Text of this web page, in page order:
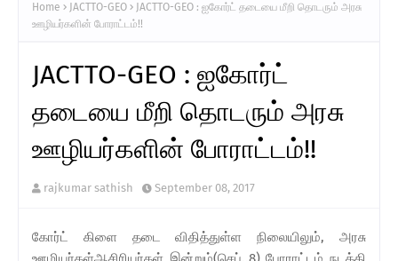
Home JACTTO-GEO
JACTTO-GEO : ஐகோர்ட் தடையை மீறி தொடரும் அரசு
ஊழியர்களின் போராட்டம்!!
JACTTO-GEO : ஐகோர்ட்
தடையை மீறி தொடரும் அரசு
ஊழியர்களின் போராட்டம்!!
rajkumar sathish September 08, 2017
கோர்ட் கிளை தடை விதித்துள்ள நிலையிலும், அரசு